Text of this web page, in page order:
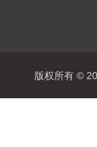
版权所有 ©